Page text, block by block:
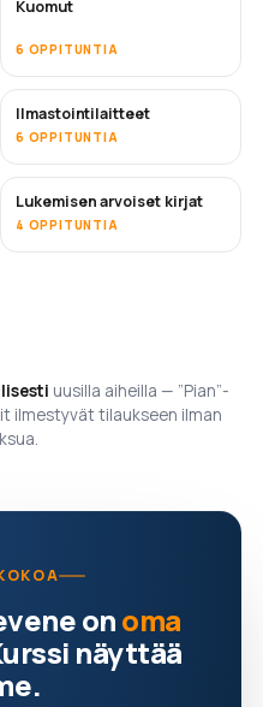
Kuomut
6 OPPITUNTIA
PIAN
Ilmastointilaitteet
6 OPPITUNTIA
PIAN
Lukemisen arvoiset kirjat
4 OPPITUNTIA
uusilla aiheilla — ”Pian”-
ilmestyvät tilaukseen ilman
onoma
näyttää